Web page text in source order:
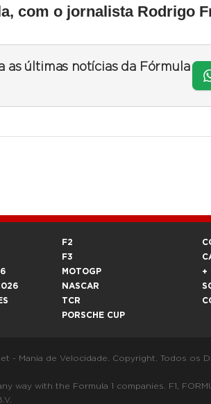
com o jornalista Rodrigo
as últimas notícias da Fórmula
F2
F3
MOTOGP
NASCAR
TCR
PORSCHE CUP
+
- Mania de Velocidade. Copyright. Todos os
with the Formula 1 companies. F1,